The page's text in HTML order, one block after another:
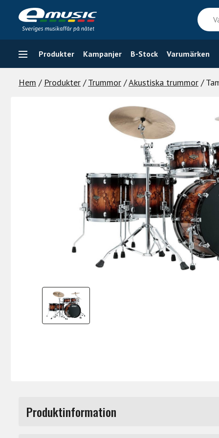
content
Vad
söker
du
efter?
Produkter Kampanjer B-Stock Varumärken
Hem / Produkter /Trummor /Akustiska trummor /
Produktinformation